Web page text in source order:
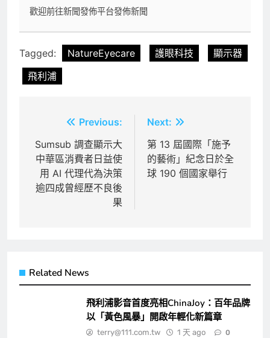
歡迎前往新聞發佈平台發佈新聞
Tagged: NatureEyecare 護眼科技
顯示器
飛利浦
章
導
覽
Previous:
Sumsub 調查顯示大
中華區消費者日益使
用 AI 代理代為決策
逾四成曾經歷不良後
果
Next:
第 13 屆國際「施予
的藝術」紀念日於全
球 190 個國家舉行
Related News
飛利浦影音首度亮相ChinaJoy：百年品牌
以「黃色風暴」開啟年輕化新篇章
terry@111.com.tw 1 天 ago 0